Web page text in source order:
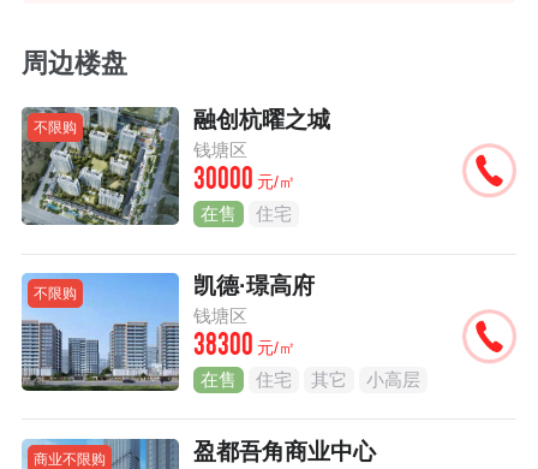
周边楼盘
不限购 融创杭曜之城
钱塘区
30000 元/㎡
在售 住宅
不限购 凯德·璟高府
钱塘区
38300 元/㎡
在售 住宅 其它 小高层
商业不限购 盈都吾角商业中心